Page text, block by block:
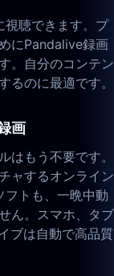
聴できます。プ
にPandalive録画
。自分のコンテン
るのに最適です。
画
はもう不要です。
ャするオンライン
トも、一晩中動
ん。スマホ、タブ
ブは自動で高品質